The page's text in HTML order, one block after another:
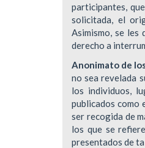
participantes,
solicitada, el
Asimismo, se
derecho a
Anonimato de
no sea revelada
los individuos,
publicados como
ser recogida de
los que se
presentados de